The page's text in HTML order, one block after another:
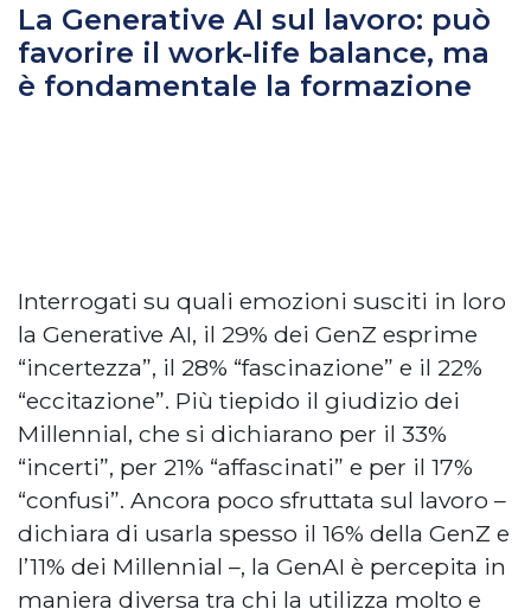
La Generative AI sul lavoro: può
favorire il work-life balance, ma
è fondamentale la formazione
Interrogati su quali emozioni susciti in loro
la Generative AI, il 29% dei GenZ esprime
“incertezza”, il 28% “fascinazione” e il 22%
“eccitazione”. Più tiepido il giudizio dei
Millennial, che si dichiarano per il 33%
“incerti”, per 21% “affascinati” e per il 17%
“confusi”. Ancora poco sfruttata sul lavoro –
dichiara di usarla spesso il 16% della GenZ e
l’11% dei Millennial –, la GenAI è percepita in
maniera diversa tra chi la utilizza molto e